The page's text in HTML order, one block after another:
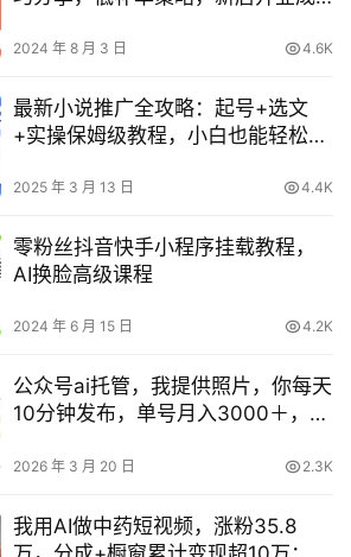
2024 年 8 月 3 日 4.6K
最新小说推广全攻略：起号+选文
+实操保姆级教程，小白也能轻松上
2025 年 3 月 13 日 4.4K
零粉丝抖音快手小程序挂载教程，
AI换脸高级课程
2024 年 6 月 15 日 4.2K
公众号ai托管，我提供照片，你每天
10分钟发布，单号月入3000＋，可
2026 年 3 月 20 日 2.3K
我用AI做中药短视频，涨粉35.8